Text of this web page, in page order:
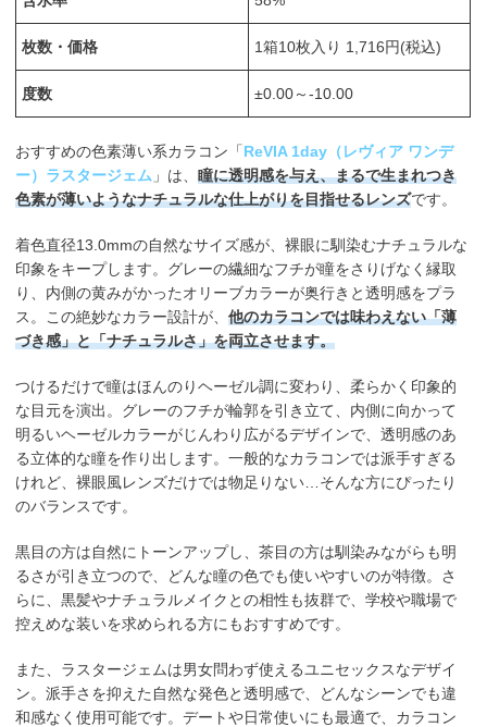
枚数・価格 1箱10枚入り 1,716円(税込)
度数 ±0.00～-10.00
おすすめの色素薄い系カラコン「ReVIA 1day（レヴィア ワンデ
ー）ラスタージェム 」は、瞳に透明感を与え、まるで生まれつき
色素が薄いようなナチュラルな仕上がりを目指せるレンズです。
着色直径13.0mmの自然なサイズ感が、裸眼に馴染むナチュラルな
印象をキープします。グレーの繊細なフチが瞳をさりげなく縁取
り、内側の黄みがかったオリーブカラーが奥行きと透明感をプラ
ス。この絶妙なカラー設計が、他のカラコンでは味わえない「薄
づき感」と「ナチュラルさ」を両立させます。
つけるだけで瞳はほんのりヘーゼル調に変わり、柔らかく印象的
な目元を演出。グレーのフチが輪郭を引き立て、内側に向かって
明るいヘーゼルカラーがじんわり広がるデザインで、透明感のあ
る立体的な瞳を作り出します。一般的なカラコンでは派手すぎる
けれど、裸眼風レンズだけでは物足りない…そんな方にぴったり
のバランスです。
黒目の方は自然にトーンアップし、茶目の方は馴染みながらも明
るさが引き立つので、どんな瞳の色でも使いやすいのが特徴。さ
らに、黒髪やナチュラルメイクとの相性も抜群で、学校や職場で
控えめな装いを求められる方にもおすすめです。
また、ラスタージェムは男女問わず使えるユニセックスなデザイ
ン。派手さを抑えた自然な発色と透明感で、どんなシーンでも違
和感なく使用可能です。デートや日常使いにも最適で、カラコン